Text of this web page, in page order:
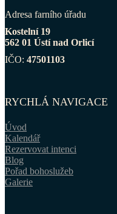
Adresa farního úřadu
Kostelní 19
562 01 Ústí nad Orlicí
IČO: 47501103
RYCHLÁ NAVIGACE
Úvod
Kalendář
Rezervovat intenci
Blog
Pořad bohoslužeb
Galerie